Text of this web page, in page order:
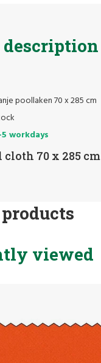
description
poollaken 70 x 285 cm
5 workdays
cloth 70 x 285 cm
viewed